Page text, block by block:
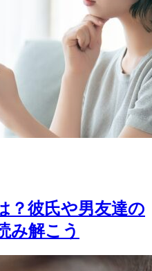
？彼氏や男友達の
み解こう